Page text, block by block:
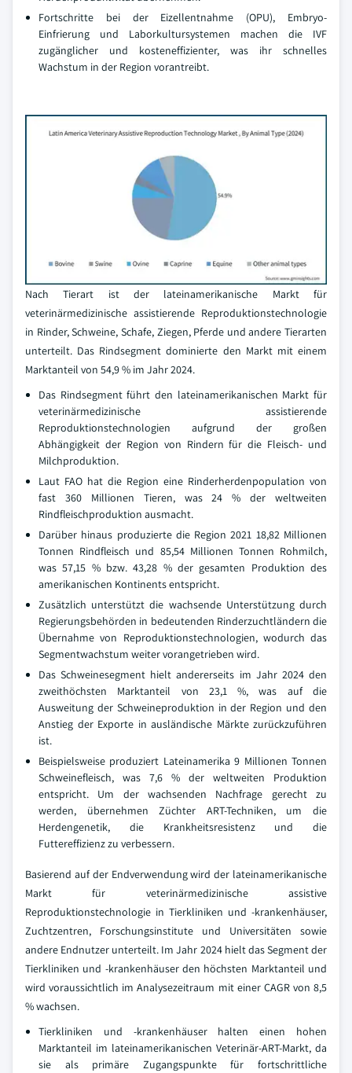
Fortschritte bei der Eizellentnahme (OPU), Embryo-
Einfrierung und Laborkultursystemen machen die IVF
zugänglicher und kosteneffizienter, was ihr schnelles
Wachstum in der Region vorantreibt.
Nach Tierart ist der lateinamerikanische Markt für
veterinärmedizinische assistierende Reproduktionstechnologie
in Rinder, Schweine, Schafe, Ziegen, Pferde und andere Tierarten
unterteilt. Das Rindsegment dominierte den Markt mit einem
Marktanteil von 54,9 % im Jahr 2024.
Das Rindsegment führt den lateinamerikanischen Markt für
veterinärmedizinische assistierende
Reproduktionstechnologien aufgrund der großen
Abhängigkeit der Region von Rindern für die Fleisch- und
Milchproduktion.
Laut FAO hat die Region eine Rinderherdenpopulation von
fast 360 Millionen Tieren, was 24 % der weltweiten
Rindfleischproduktion ausmacht.
Darüber hinaus produzierte die Region 2021 18,82 Millionen
Tonnen Rindfleisch und 85,54 Millionen Tonnen Rohmilch,
was 57,15 % bzw. 43,28 % der gesamten Produktion des
amerikanischen Kontinents entspricht.
Zusätzlich unterstützt die wachsende Unterstützung durch
Regierungsbehörden in bedeutenden Rinderzuchtländern die
Übernahme von Reproduktionstechnologien, wodurch das
Segmentwachstum weiter vorangetrieben wird.
Das Schweinesegment hielt andererseits im Jahr 2024 den
zweithöchsten Marktanteil von 23,1 %, was auf die
Ausweitung der Schweineproduktion in der Region und den
Anstieg der Exporte in ausländische Märkte zurückzuführen
ist.
Beispielsweise produziert Lateinamerika 9 Millionen Tonnen
Schweinefleisch, was 7,6 % der weltweiten Produktion
entspricht. Um der wachsenden Nachfrage gerecht zu
werden, übernehmen Züchter ART-Techniken, um die
Herdengenetik, die Krankheitsresistenz und die
Futtereffizienz zu verbessern.
Basierend auf der Endverwendung wird der lateinamerikanische
Markt für veterinärmedizinische assistive
Reproduktionstechnologie in Tierkliniken und -krankenhäuser,
Zuchtzentren, Forschungsinstitute und Universitäten sowie
andere Endnutzer unterteilt. Im Jahr 2024 hielt das Segment der
Tierkliniken und -krankenhäuser den höchsten Marktanteil und
wird voraussichtlich im Analysezeitraum mit einer CAGR von 8,5
% wachsen.
Tierkliniken und -krankenhäuser halten einen hohen
Marktanteil im lateinamerikanischen Veterinär-ART-Markt, da
sie als primäre Zugangspunkte für fortschrittliche